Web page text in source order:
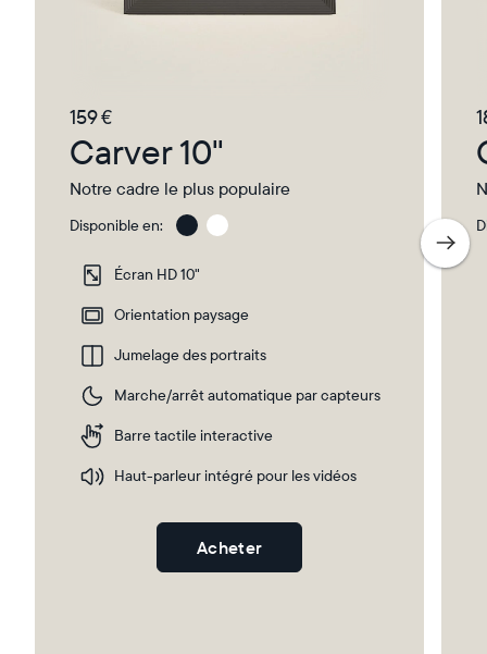
Sélectionnez votre localisation
Actuelle
France
Choisissez votre localisation
159 €
Carver 10"
Notre cadre le plus populaire
Disponible en:
Gravel
Écran HD 10"
Orientation paysage
Jumelage des portraits
Marche/arrêt automatique par capteurs
Barre tactile interactive
Haut-parleur intégré pour les vidéos
Acheter